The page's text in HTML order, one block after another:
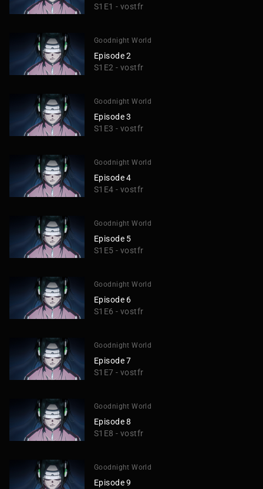
S1E1 - vostfr
Goodnight World
Episode 2
S1E2 - vostfr
Goodnight World
Episode 3
S1E3 - vostfr
Goodnight World
Episode 4
S1E4 - vostfr
Goodnight World
Episode 5
S1E5 - vostfr
Goodnight World
Episode 6
S1E6 - vostfr
Goodnight World
Episode 7
S1E7 - vostfr
Goodnight World
Episode 8
S1E8 - vostfr
Goodnight World
Episode 9